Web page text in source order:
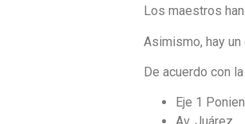
Los maestros
Asimismo, hay
De acuerdo con
Eje 1